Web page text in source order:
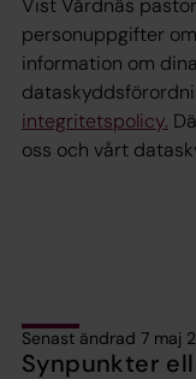
personuppgifter
information om
integritetspolicy.
oss och vårt
Senast ändrad 7 maj
Synpunkter